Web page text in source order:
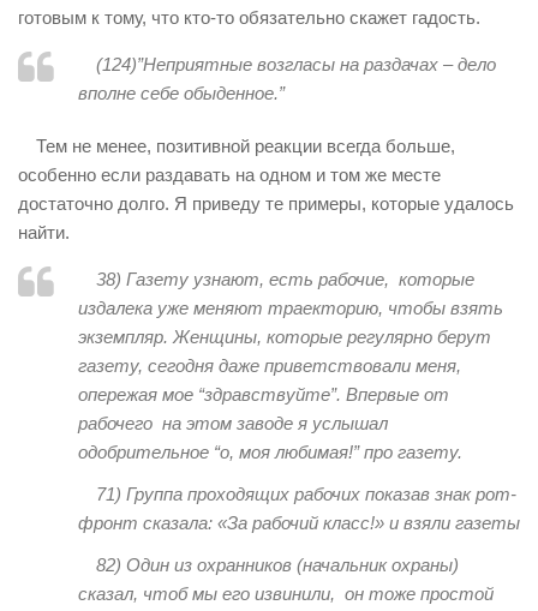
готовым к тому, что кто-то обязательно скажет гадость.
(124)”Неприятные возгласы на раздачах – дело
вполне себе обыденное.”
Тем не менее, позитивной реакции всегда больше,
особенно если раздавать на одном и том же месте
достаточно долго. Я приведу те примеры, которые удалось
найти.
38) Газету узнают, есть рабочие, которые
издалека уже меняют траекторию, чтобы взять
экземпляр. Женщины, которые регулярно берут
газету, сегодня даже приветствовали меня,
опережая мое “здравствуйте”. Впервые от
рабочего на этом заводе я услышал
одобрительное “о, моя любимая!” про газету.
71) Группа проходящих рабочих показав знак рот-
фронт сказала: «За рабочий класс!» и взяли газеты
82) Один из охранников (начальник охраны)
сказал, чтоб мы его извинили, он тоже простой